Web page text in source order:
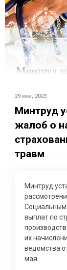
29 мая, 2023
Минтруд
жалоб о
травм
Минтруд
выплат по
их
ведомства
мая.